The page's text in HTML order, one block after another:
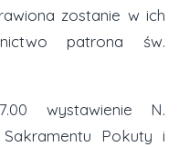
zostanie w ich
patrona św.
wystawienie N.
Pokuty i